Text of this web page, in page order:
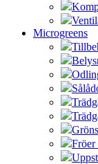
Microgreens
Fröer